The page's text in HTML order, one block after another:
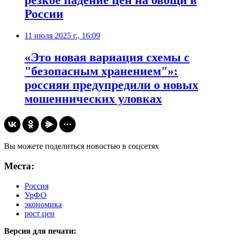
России
11 июля 2025 г., 16:09
«Это новая вариация схемы с
"безопасным хранением"»:
россиян предупредили о новых
мошеннических уловках
Вы можете поделиться новостью в соцсетях
Места:
Россия
УрФО
экономика
рост цен
Версия для печати: